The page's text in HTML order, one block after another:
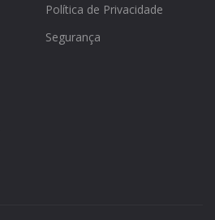
Política de Privacidade
Segurança